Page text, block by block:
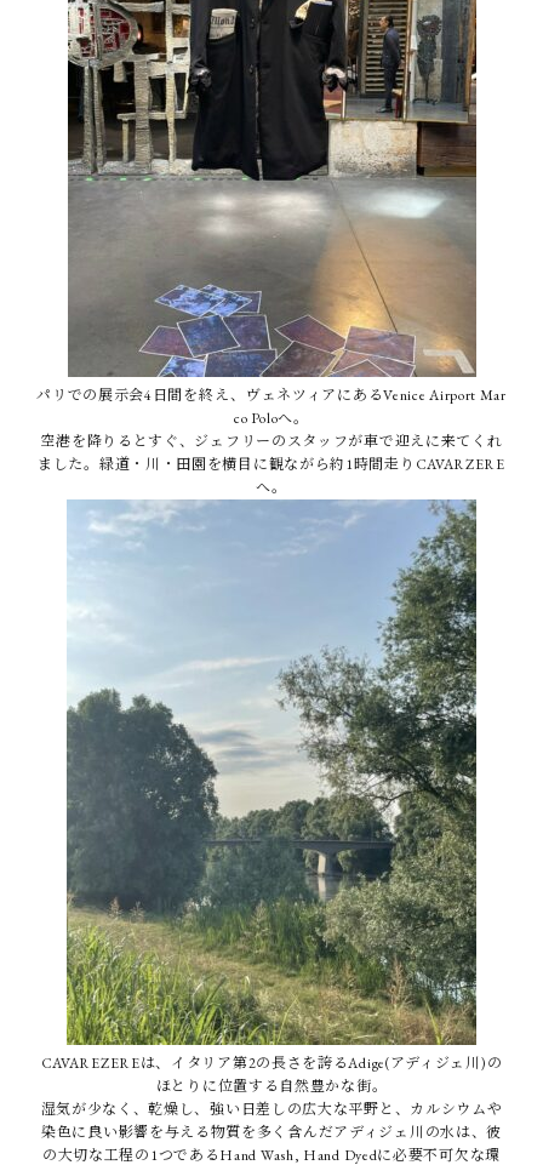
パリでの展示会4日間を終え、ヴェネツィアにあるVenice Airport Mar
co Poloへ。
空港を降りるとすぐ、ジェフリーのスタッフが車で迎えに来てくれ
ました。緑道・川・田園を横目に観ながら約1時間走りCAVARZERE
へ。
CAVAREZEREは、イタリア第2の長さを誇るAdige(アディジェ川)の
ほとりに位置する自然豊かな街。
湿気が少なく、乾燥し、強い日差しの広大な平野と、カルシウムや
染色に良い影響を与える物質を多く含んだアディジェ川の水は、彼
の大切な工程の1つであるHand Wash, Hand Dyedに必要不可欠な環